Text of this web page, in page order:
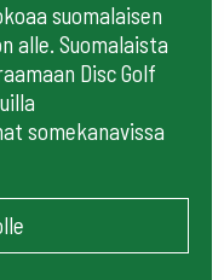
suomalaisen
alle. Suomalaista
Disc Golf
somekanavissa